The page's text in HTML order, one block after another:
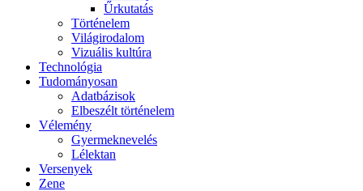
Űrkutatás
Történelem
Világirodalom
Vizuális kultúra
Technológia
Tudományosan
Adatbázisok
Elbeszélt történelem
Vélemény
Gyermeknevelés
Lélektan
Versenyek
Zene